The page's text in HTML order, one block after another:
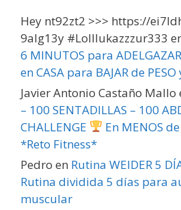
Hey nt92zt2 >>> https://
9alg13y #Lolllukazzzur333
6 MINUTOS para
en CASA para BAJAR de
Javier Antonio Castaño Mallo
– 100 SENTADILLAS – 100
CHALLENGE
En MENOS
*Reto Fitness*
Pedro en Rutina WEIDER 5
Rutina dividida 5 días para
muscular